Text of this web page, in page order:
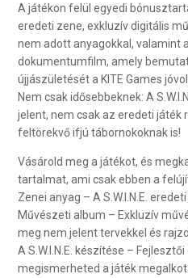
A játékon felül egyedi
eredeti zene, exkluzív digitális
nem adott anyagokkal, valamint
dokumentumfilm, amely
újjászületését a KITE Games
Nem csak idősebbeknek: A
jelent, nem csak az eredeti játék
feltörekvő ifjú tábornokoknak is!
Vásárold meg a játékot, és
tartalmat, ami csak ebben a
Zenei anyag – A S.W.I.N.E.
Művészeti album – Exkluzív
meg nem jelent tervekkel és
A S.W.I.N.E. készítése –
megismerheted a játék